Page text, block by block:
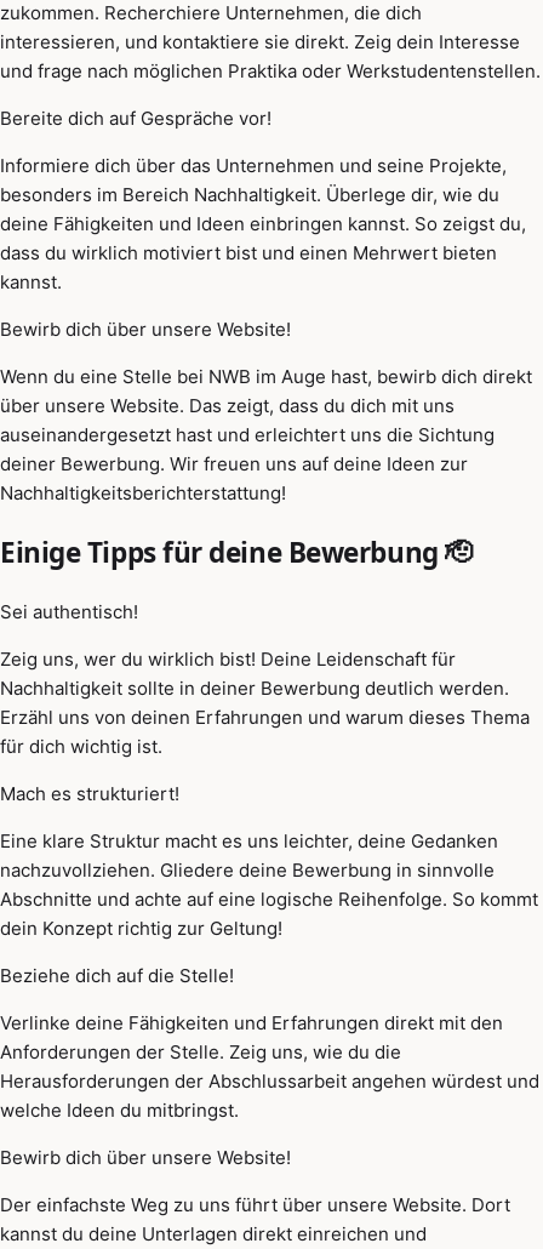
zukommen. Recherchiere Unternehmen, die dich
interessieren, und kontaktiere sie direkt. Zeig dein Interesse
und frage nach möglichen Praktika oder Werkstudentenstellen.
Bereite dich auf Gespräche vor!
Informiere dich über das Unternehmen und seine Projekte,
besonders im Bereich Nachhaltigkeit. Überlege dir, wie du
deine Fähigkeiten und Ideen einbringen kannst. So zeigst du,
dass du wirklich motiviert bist und einen Mehrwert bieten
kannst.
Bewirb dich über unsere Website!
Wenn du eine Stelle bei NWB im Auge hast, bewirb dich direkt
über unsere Website. Das zeigt, dass du dich mit uns
auseinandergesetzt hast und erleichtert uns die Sichtung
deiner Bewerbung. Wir freuen uns auf deine Ideen zur
Nachhaltigkeitsberichterstattung!
Einige Tipps für deine Bewerbung 🫡
Sei authentisch!
Zeig uns, wer du wirklich bist! Deine Leidenschaft für
Nachhaltigkeit sollte in deiner Bewerbung deutlich werden.
Erzähl uns von deinen Erfahrungen und warum dieses Thema
für dich wichtig ist.
Mach es strukturiert!
Eine klare Struktur macht es uns leichter, deine Gedanken
nachzuvollziehen. Gliedere deine Bewerbung in sinnvolle
Abschnitte und achte auf eine logische Reihenfolge. So kommt
dein Konzept richtig zur Geltung!
Beziehe dich auf die Stelle!
Verlinke deine Fähigkeiten und Erfahrungen direkt mit den
Anforderungen der Stelle. Zeig uns, wie du die
Herausforderungen der Abschlussarbeit angehen würdest und
welche Ideen du mitbringst.
Bewirb dich über unsere Website!
Der einfachste Weg zu uns führt über unsere Website. Dort
kannst du deine Unterlagen direkt einreichen und